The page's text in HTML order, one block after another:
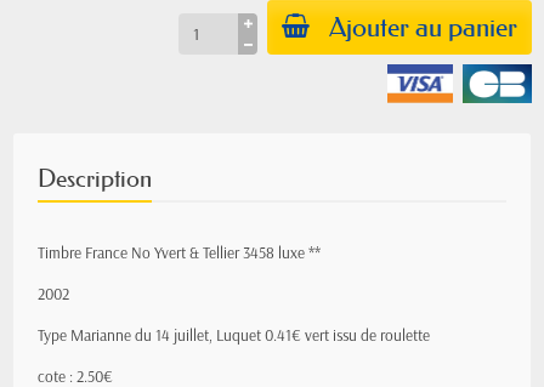
Ajouter au panier
Description
Timbre France No Yvert & Tellier 3458 luxe **
2002
Type Marianne du 14 juillet, Luquet 0.41€ vert issu de roulette
cote : 2.50€